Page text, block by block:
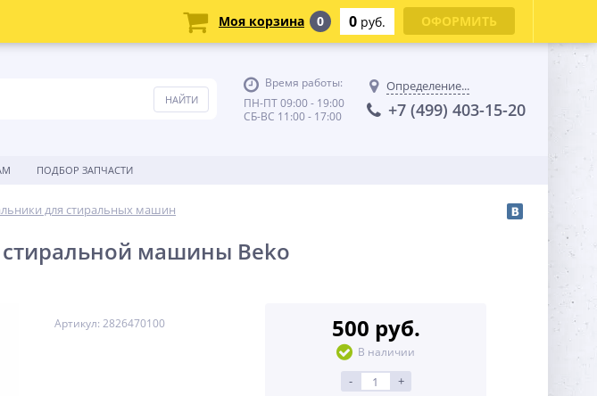
Время работы:
ПН-ПТ 09:00 - 19:00
СБ-ВС 11:00 - 17:00
Определение...
+7 (499) 403-15-20
ПОДБОР ЗАПЧАСТИ
для стиральных машин
машины Beko
Артикул: 2826470100 500 руб.
В наличии
- +
Моя корзина 0 0 руб. ОФОРМИТЬ